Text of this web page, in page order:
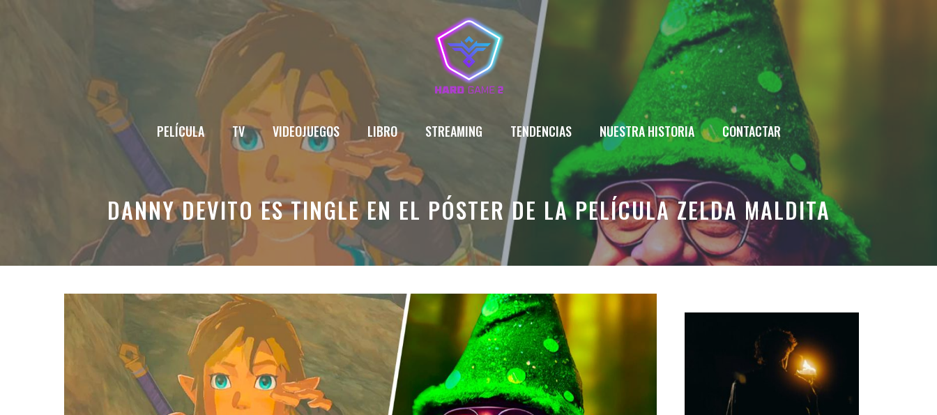
PELÍCULA TV VIDEOJUEGOS LIBRO STREAMING TENDENCIAS NUESTRA HISTORIA CONTACTAR
DANNY DEVITO ES TINGLE EN EL PÓSTER DE LA PELÍCULA ZELDA MALDITA